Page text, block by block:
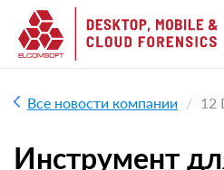
Все новости компании 12
Инструмент